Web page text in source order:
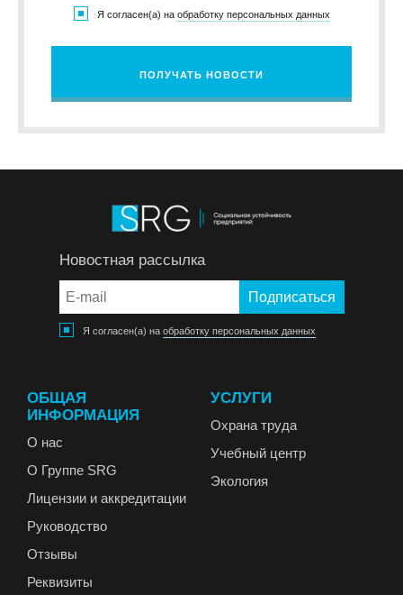
Я согласен(а) на обработку персональных данных
ПОЛУЧАТЬ НОВОСТИ
Новостная рассылка
Я согласен(а) на обработку персональных данных
ОБЩАЯ
ИНФОРМАЦИЯ
О нас
О Группе SRG
Лицензии и аккредитации
Руководство
Отзывы
Реквизиты
УСЛУГИ
Охрана труда
Учебный центр
Экология